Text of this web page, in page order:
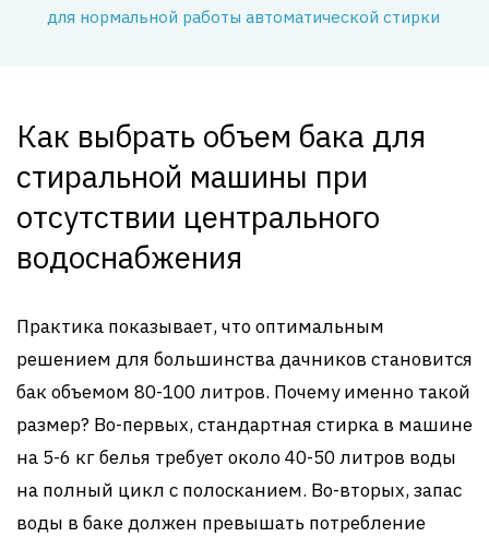
для нормальной работы автоматической стирки
Как выбрать объем бака для
стиральной машины при
отсутствии центрального
водоснабжения
Практика показывает, что оптимальным
решением для большинства дачников становится
бак объемом 80-100 литров. Почему именно такой
размер? Во-первых, стандартная стирка в машине
на 5-6 кг белья требует около 40-50 литров воды
на полный цикл с полосканием. Во-вторых, запас
воды в баке должен превышать потребление